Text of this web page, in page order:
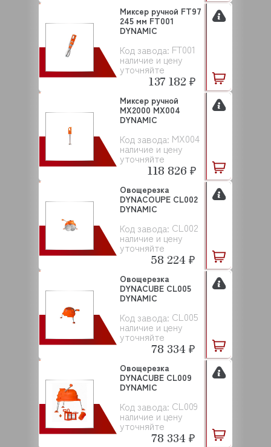
Код завода: FT001
наличие и цену
уточняйте
Миксер ручной FT97
245 мм FT001
DYNAMIC
137 182 ₽
Код завода: MX004
наличие и цену
уточняйте
Миксер ручной
MX2000 MX004
DYNAMIC
118 826 ₽
Код завода: CL002
наличие и цену
уточняйте
Овощерезка
DYNACOUPE CL002
DYNAMIC
58 224 ₽
Код завода: CL005
наличие и цену
уточняйте
Овощерезка
DYNACUBE CL005
DYNAMIC
78 334 ₽
Код завода: CL009
наличие и цену
уточняйте
Овощерезка
DYNACUBE CL009
DYNAMIC
78 334 ₽